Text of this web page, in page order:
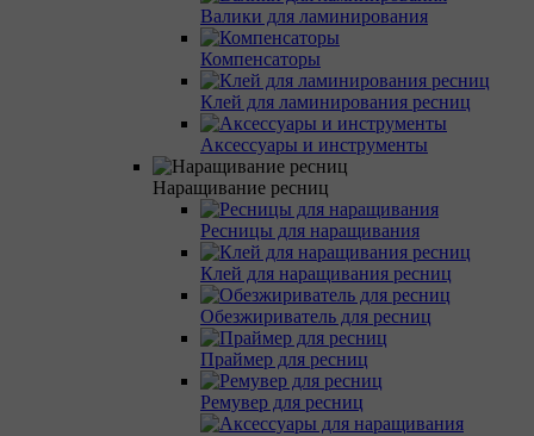
Валики для ламинирования
Компенсаторы
Клей для ламинирования ресниц
Аксессуары и инструменты
Наращивание ресниц
Ресницы для наращивания
Клей для наращивания ресниц
Обезжириватель для ресниц
Праймер для ресниц
Ремувер для ресниц